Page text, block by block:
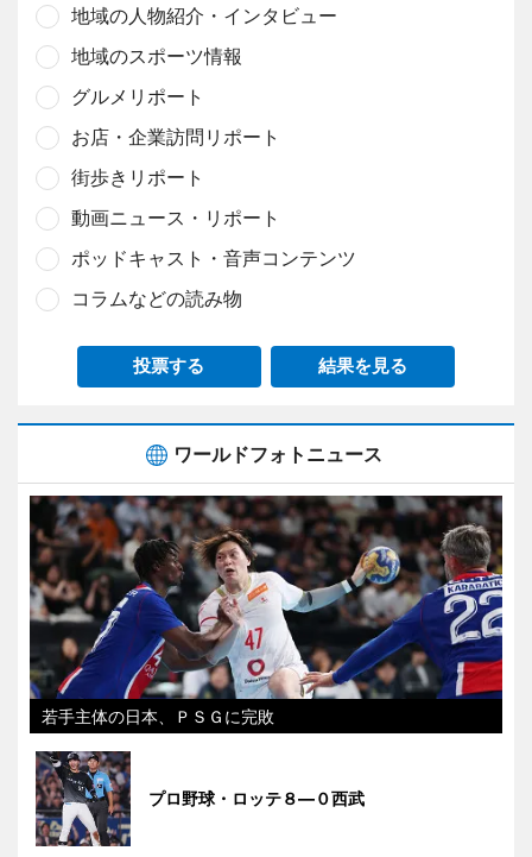
地域の人物紹介・インタビュー
地域のスポーツ情報
グルメリポート
お店・企業訪問リポート
街歩きリポート
動画ニュース・リポート
ポッドキャスト・音声コンテンツ
コラムなどの読み物
投票する 結果を見る
ワールドフォトニュース
若手主体の日本、ＰＳＧに完敗
プロ野球・ロッテ８―０西武